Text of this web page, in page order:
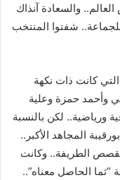
والسعادة آنذاك
شفتوا المنتخب
كانت ذات نكهة
وأحمد حمزة وعلية
ورياضية.. لكن بالنسبة
المجاهد الأكبر..
الطريفة.. وكانت
“ثما الحاصل معناه”..